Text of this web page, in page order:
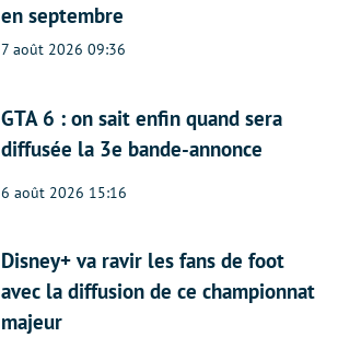
en septembre
7 août 2026 09:36
GTA 6 : on sait enfin quand sera
diffusée la 3e bande-annonce
6 août 2026 15:16
Disney+ va ravir les fans de foot
avec la diffusion de ce championnat
majeur